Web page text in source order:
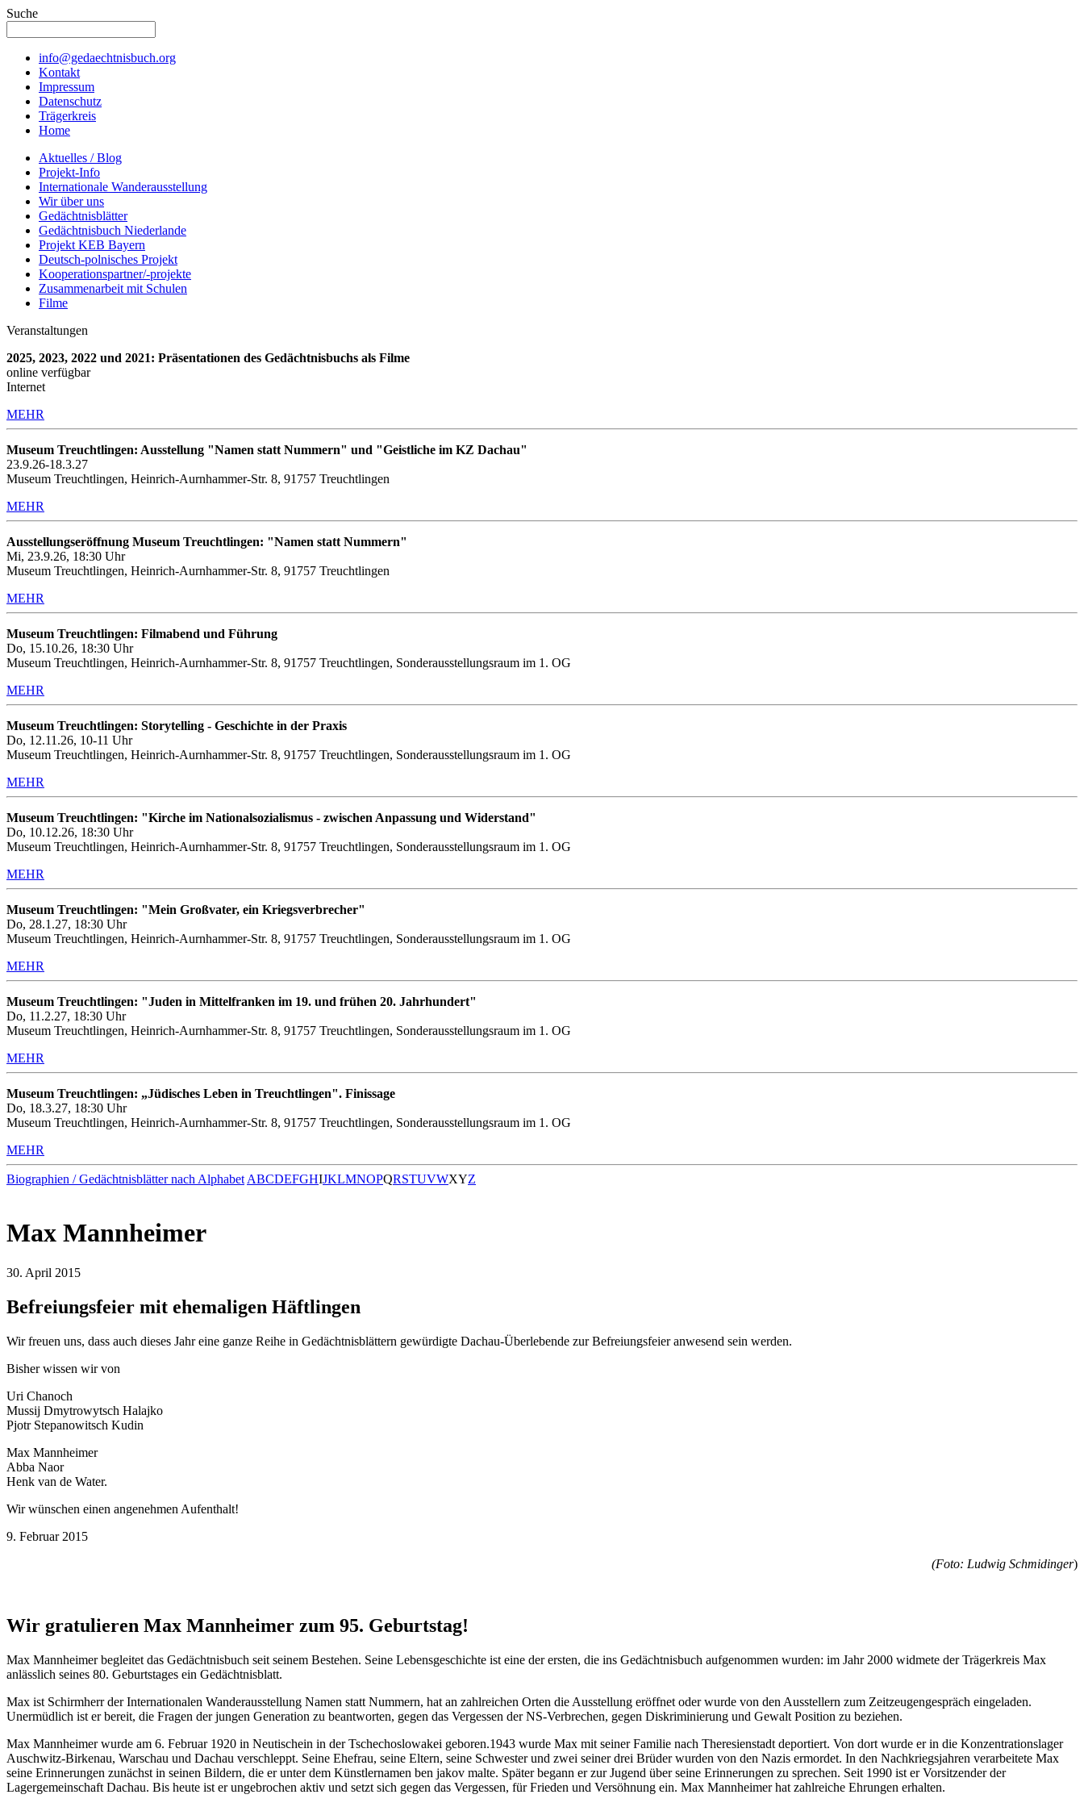
Suche
info@gedaechtnisbuch.org
Kontakt
Impressum
Datenschutz
Trägerkreis
Home
Aktuelles / Blog
Projekt-Info
Internationale Wanderausstellung
Wir über uns
Gedächtnisblätter
Gedächtnisbuch Niederlande
Projekt KEB Bayern
Deutsch-polnisches Projekt
Kooperationspartner/-projekte
Zusammenarbeit mit Schulen
Filme
Veranstaltungen
2025, 2023, 2022 und 2021: Präsentationen des Gedächtnisbuchs als Filme
online verfügbar
Internet
MEHR
Museum Treuchtlingen: Ausstellung "Namen statt Nummern" und "Geistliche im KZ Dachau"
23.9.26-18.3.27
Museum Treuchtlingen, Heinrich-Aurnhammer-Str. 8, 91757 Treuchtlingen
MEHR
Ausstellungseröffnung Museum Treuchtlingen: "Namen statt Nummern"
Mi, 23.9.26, 18:30 Uhr
Museum Treuchtlingen, Heinrich-Aurnhammer-Str. 8, 91757 Treuchtlingen
MEHR
Museum Treuchtlingen: Filmabend und Führung
Do, 15.10.26, 18:30 Uhr
Museum Treuchtlingen, Heinrich-Aurnhammer-Str. 8, 91757 Treuchtlingen, Sonderausstellungsraum im 1. OG
MEHR
Museum Treuchtlingen: Storytelling - Geschichte in der Praxis
Do, 12.11.26, 10-11 Uhr
Museum Treuchtlingen, Heinrich-Aurnhammer-Str. 8, 91757 Treuchtlingen, Sonderausstellungsraum im 1. OG
MEHR
Museum Treuchtlingen: "Kirche im Nationalsozialismus - zwischen Anpassung und Widerstand"
Do, 10.12.26, 18:30 Uhr
Museum Treuchtlingen, Heinrich-Aurnhammer-Str. 8, 91757 Treuchtlingen, Sonderausstellungsraum im 1. OG
MEHR
Museum Treuchtlingen: "Mein Großvater, ein Kriegsverbrecher"
Do, 28.1.27, 18:30 Uhr
Museum Treuchtlingen, Heinrich-Aurnhammer-Str. 8, 91757 Treuchtlingen, Sonderausstellungsraum im 1. OG
MEHR
Museum Treuchtlingen: "Juden in Mittelfranken im 19. und frühen 20. Jahrhundert"
Do, 11.2.27, 18:30 Uhr
Museum Treuchtlingen, Heinrich-Aurnhammer-Str. 8, 91757 Treuchtlingen, Sonderausstellungsraum im 1. OG
MEHR
Museum Treuchtlingen: „Jüdisches Leben in Treuchtlingen". Finissage
Do, 18.3.27, 18:30 Uhr
Museum Treuchtlingen, Heinrich-Aurnhammer-Str. 8, 91757 Treuchtlingen, Sonderausstellungsraum im 1. OG
MEHR
Biographien / Gedächtnisblätter nach Alphabet ABCDEFGHIJKLMNOPQRSTUVWXYZ
Max Mannheimer
30. April 2015
Befreiungsfeier mit ehemaligen Häftlingen
Wir freuen uns, dass auch dieses Jahr eine ganze Reihe in Gedächtnisblättern gewürdigte Dachau-Überlebende zur Befreiungsfeier anwesend sein werden.
Bisher wissen wir von
Uri Chanoch
Mussij Dmytrowytsch Halajko
Pjotr Stepanowitsch Kudin
Max Mannheimer
Abba Naor
Henk van de Water.
Wir wünschen einen angenehmen Aufenthalt!
9. Februar 2015
(Foto: Ludwig Schmidinger)
Wir gratulieren Max Mannheimer zum 95. Geburtstag!
Max Mannheimer begleitet das Gedächtnisbuch seit seinem Bestehen. Seine Lebensgeschichte ist eine der ersten, die ins Gedächtnisbuch aufgenommen wurden: im Jahr 2000 widmete der Trägerkreis Max
anlässlich seines 80. Geburtstages ein Gedächtnisblatt.
Max ist Schirmherr der Internationalen Wanderausstellung Namen statt Nummern, hat an zahlreichen Orten die Ausstellung eröffnet oder wurde von den Ausstellern zum Zeitzeugengespräch eingeladen.
Unermüdlich ist er bereit, die Fragen der jungen Generation zu beantworten, gegen das Vergessen der NS-Verbrechen, gegen Diskriminierung und Gewalt Position zu beziehen.
Max Mannheimer wurde am 6. Februar 1920 in Neutischein in der Tschechoslowakei geboren.1943 wurde Max mit seiner Familie nach Theresienstadt deportiert. Von dort wurde er in die Konzentrationslager
Auschwitz-Birkenau, Warschau und Dachau verschleppt. Seine Ehefrau, seine Eltern, seine Schwester und zwei seiner drei Brüder wurden von den Nazis ermordet. In den Nachkriegsjahren verarbeitete Max
seine Erinnerungen zunächst in seinen Bildern, die er unter dem Künstlernamen ben jakov malte. Später begann er zur Jugend über seine Erinnerungen zu sprechen. Seit 1990 ist er Vorsitzender der
Lagergemeinschaft Dachau. Bis heute ist er ungebrochen aktiv und setzt sich gegen das Vergessen, für Frieden und Versöhnung ein. Max Mannheimer hat zahlreiche Ehrungen erhalten.